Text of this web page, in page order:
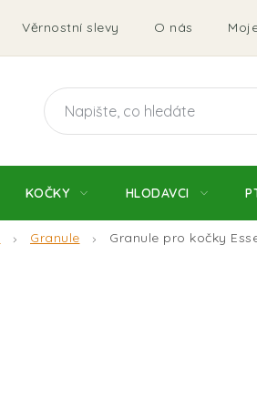
Věrnostní slevy O nás
KOČKY HLODAVCI
Granule Granule pro kočky